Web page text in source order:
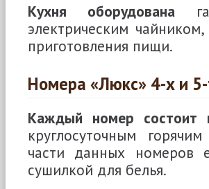
Кухня оборудована
электрическим
приготовления пищи.
Номера «Люкс» 4-х и
Каждый номер состоит
круглосуточным
части данных номеров
сушилкой для белья.